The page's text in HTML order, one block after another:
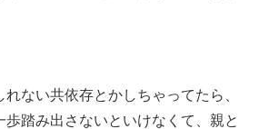
ない共依存とかしちゃってたら、
踏み出さないといけなくて、親と